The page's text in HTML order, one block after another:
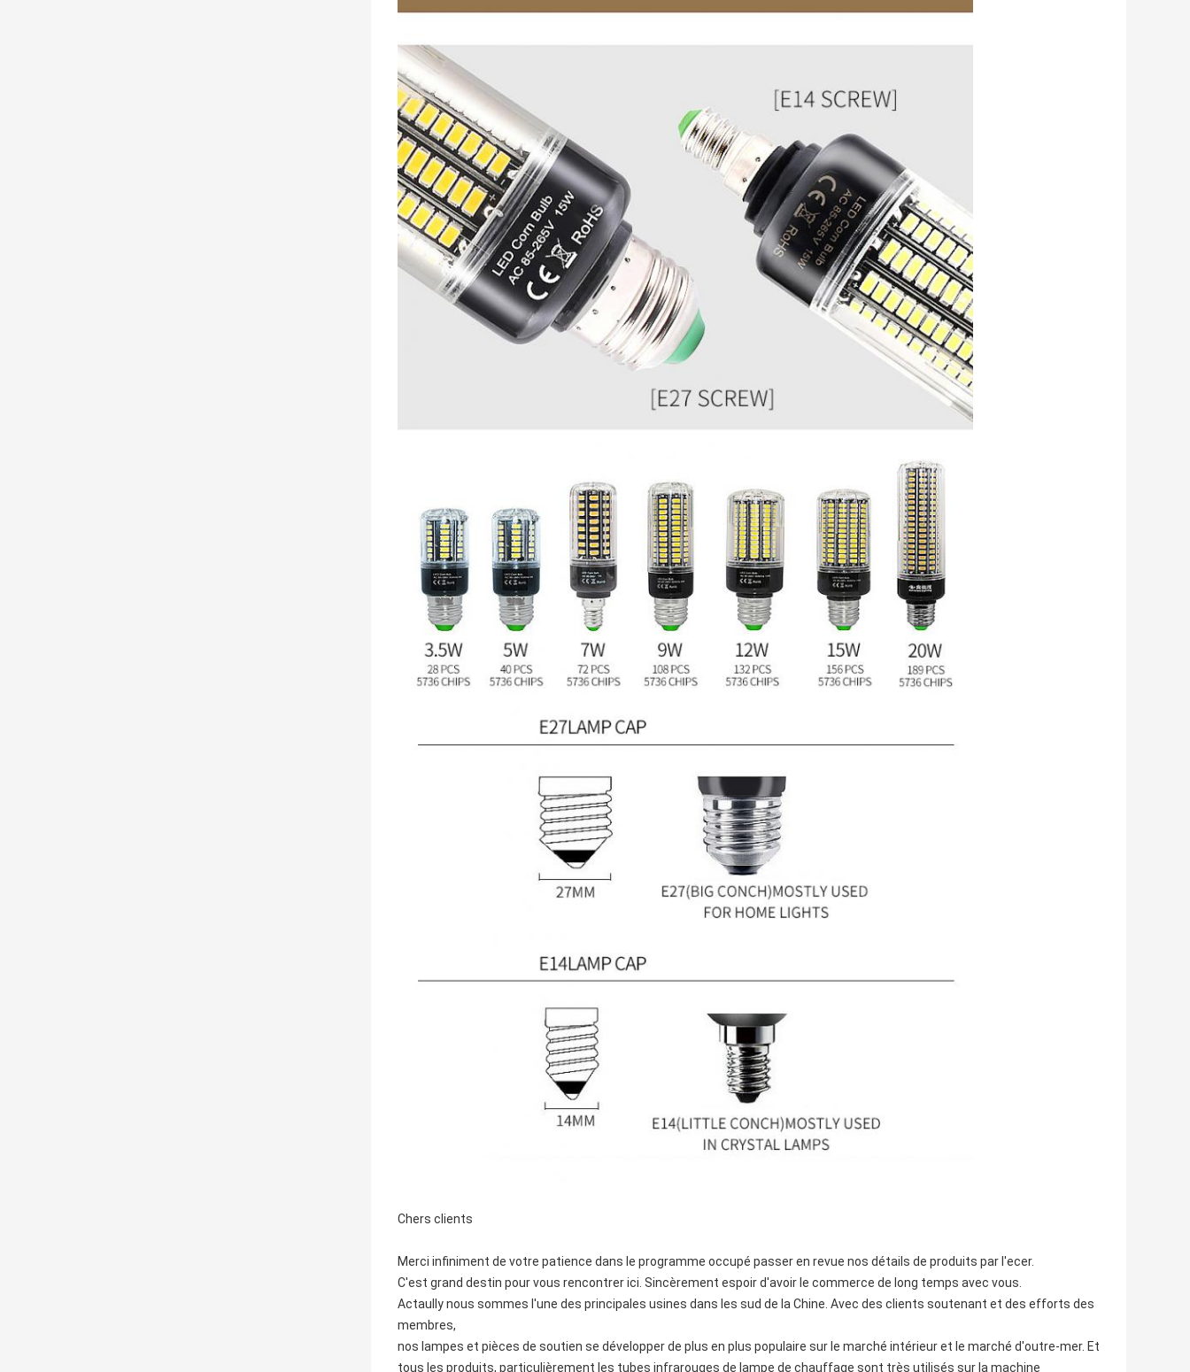
Chers clients
Merci infiniment de votre patience dans le programme occupé passer en revue nos détails de produits par l'ecer.
C'est grand destin pour vous rencontrer ici. Sincèrement espoir d'avoir le commerce de long temps avec vous.
Actaully nous sommes l'une des principales usines dans les sud de la Chine. Avec des clients soutenant et des efforts des
membres,
nos lampes et pièces de soutien se développer de plus en plus populaire sur le marché intérieur et le marché d'outre-mer. Et
tous les produits, particulièrement les tubes infrarouges de lampe de chauffage sont très utilisés sur la machine